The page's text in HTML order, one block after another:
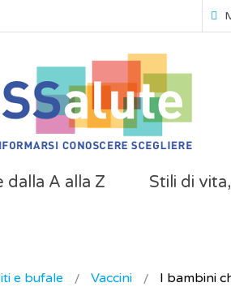
dalla A alla Z Stili di
e bufale Vaccini I bambini